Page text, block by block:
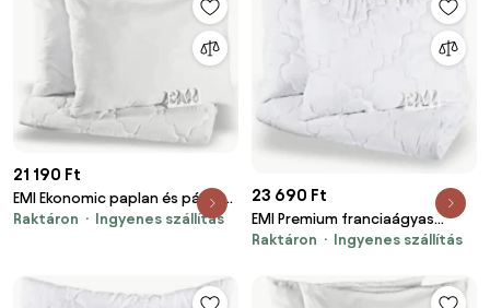
21 190 Ft
EMI Ekonomic paplan és párna
szett 200x220 cm + 2x 70x90
Raktáron Ingyenes szállítás
23 690 Ft
EMI Premium franciaágyas
paplan és párna szett 200x220
Raktáron Ingyenes szállítás